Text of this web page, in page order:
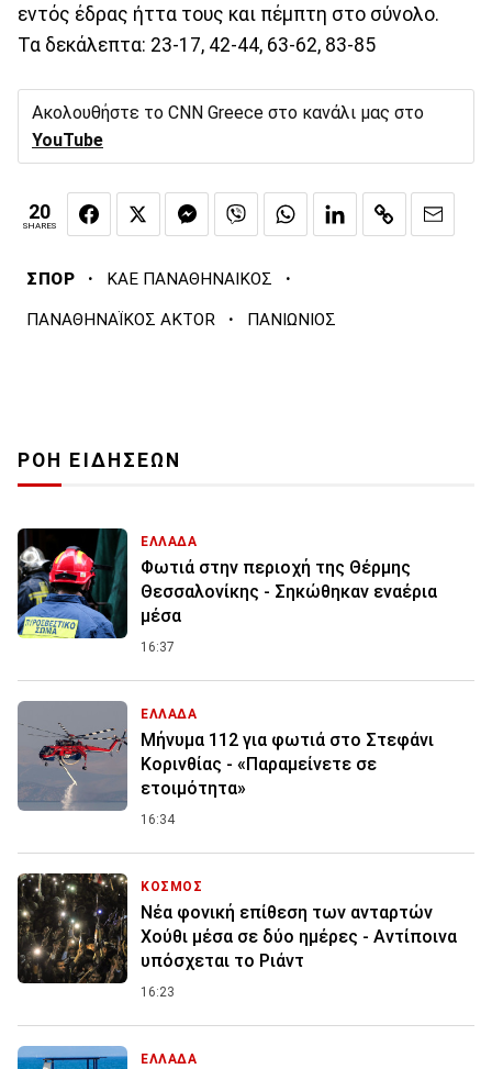
εντός έδρας ήττα τους και πέμπτη στο σύνολο.
Τα δεκάλεπτα: 23-17, 42-44, 63-62, 83-85
Ακολουθήστε το CNN Greece στο κανάλι μας στο
YouTube
20
SHARES
ΣΠΟΡ · ΚΑΕ ΠΑΝΑΘΗΝΑΙΚΟΣ ·
ΠΑΝΑΘΗΝΑΪΚΟΣ AKTOR · ΠΑΝΙΩΝΙΟΣ
ΡΟΗ ΕΙΔΗΣΕΩΝ
ΕΛΛΑΔΑ
Φωτιά στην περιοχή της Θέρμης
Θεσσαλονίκης - Σηκώθηκαν εναέρια
μέσα
16:37
ΕΛΛΑΔΑ
Μήνυμα 112 για φωτιά στο Στεφάνι
Κορινθίας - «Παραμείνετε σε
ετοιμότητα»
16:34
ΚΟΣΜΟΣ
Νέα φονική επίθεση των ανταρτών
Χούθι μέσα σε δύο ημέρες - Αντίποινα
υπόσχεται το Ριάντ
16:23
ΕΛΛΑΔΑ